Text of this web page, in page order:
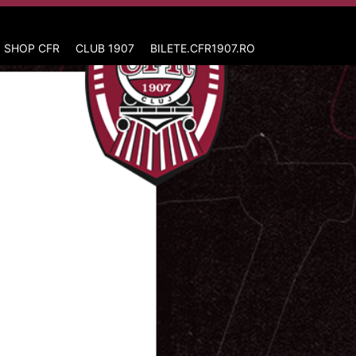
SHOP CFR CLUB 1907 BILETE.CFR1907.RO